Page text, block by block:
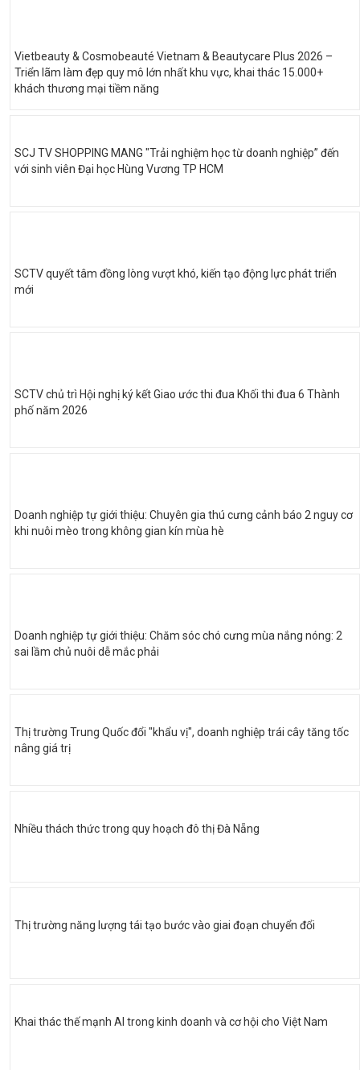
Vietbeauty & Cosmobeauté Vietnam & Beautycare Plus 2026 –
Triển lãm làm đẹp quy mô lớn nhất khu vực, khai thác 15.000+
khách thương mại tiềm năng
SCJ TV SHOPPING MANG "Trải nghiệm học từ doanh nghiệp” đến
với sinh viên Đại học Hùng Vương TP HCM
SCTV quyết tâm đồng lòng vượt khó, kiến tạo động lực phát triển
mới
SCTV chủ trì Hội nghị ký kết Giao ước thi đua Khối thi đua 6 Thành
phố năm 2026
Doanh nghiệp tự giới thiệu: Chuyên gia thú cưng cảnh báo 2 nguy cơ
khi nuôi mèo trong không gian kín mùa hè
Doanh nghiệp tự giới thiệu: Chăm sóc chó cưng mùa nắng nóng: 2
sai lầm chủ nuôi dễ mắc phải
Thị trường Trung Quốc đổi "khẩu vị", doanh nghiệp trái cây tăng tốc
nâng giá trị
Nhiều thách thức trong quy hoạch đô thị Đà Nẵng
Thị trường năng lượng tái tạo bước vào giai đoạn chuyển đổi
Khai thác thế mạnh AI trong kinh doanh và cơ hội cho Việt Nam